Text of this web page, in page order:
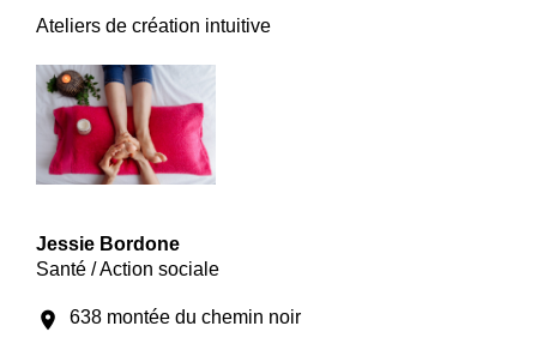
Ateliers de création intuitive
Jessie Bordone
Santé / Action sociale
location_on
638 montée du chemin noir